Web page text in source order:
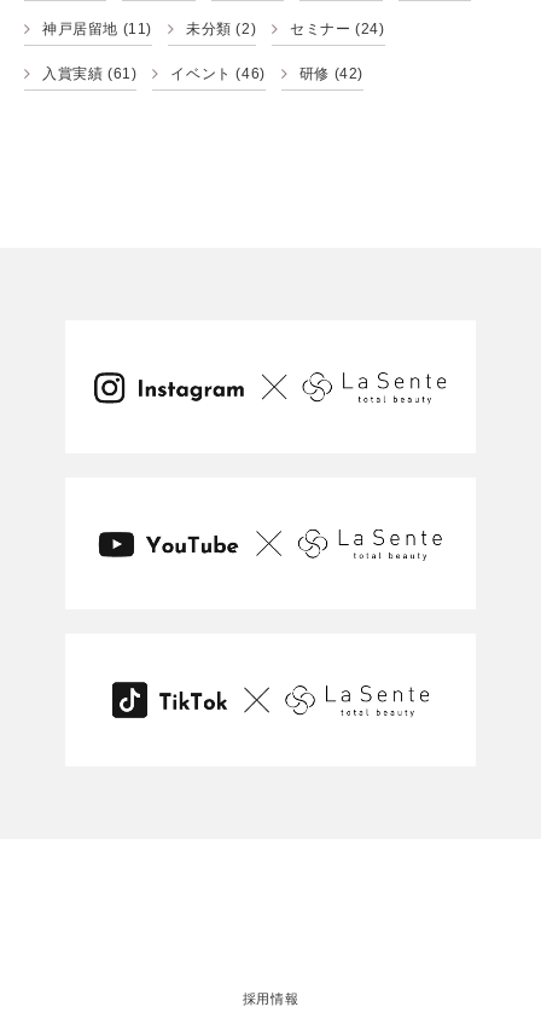
神戸居留地 (11) 未分類 (2) セミナー (24)
入賞実績 (61) イベント (46) 研修 (42)
採用情報